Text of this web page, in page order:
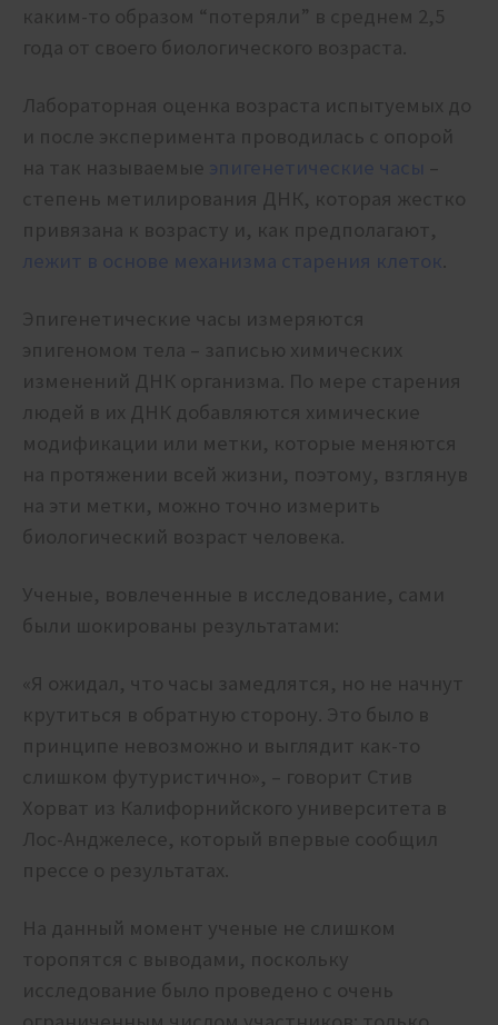
каким-то образом “потеряли” в среднем 2,5
года от своего биологического возраста.
Лабораторная оценка возраста испытуемых до
и после эксперимента проводилась с опорой
на так называемые эпигенетические часы –
степень метилирования ДНК, которая жестко
привязана к возрасту и, как предполагают,
лежит в основе механизма старения клеток
Эпигенетические часы измеряются
эпигеномом тела – записью химических
изменений ДНК организма. По мере старения
людей в их ДНК добавляются химические
модификации или метки, которые меняются
на протяжении всей жизни, поэтому, взглянув
на эти метки, можно точно измерить
биологический возраст человека.
Ученые, вовлеченные в исследование, сами
были шокированы результатами:
«Я ожидал, что часы замедлятся, но не начнут
крутиться в обратную сторону. Это было в
принципе невозможно и выглядит как-то
слишком футуристично», – говорит Стив
Хорват из Калифорнийского университета в
Лос-Анджелесе, который впервые сообщил
прессе о результатах.
На данный момент ученые не слишком
торопятся с выводами, поскольку
исследование было проведено с очень